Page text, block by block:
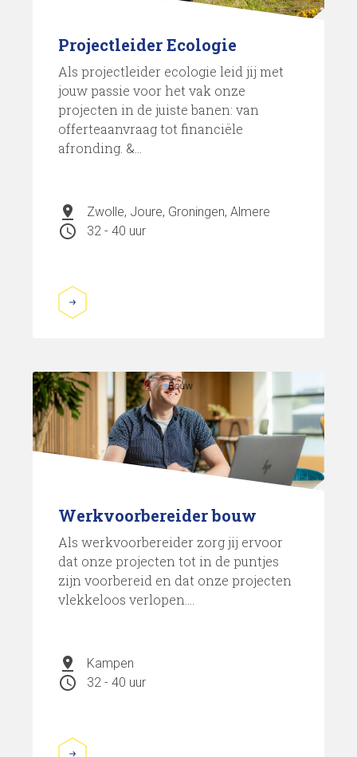
Projectleider Ecologie
Als projectleider ecologie leid jij met
jouw passie voor het vak onze
projecten in de juiste banen: van
offerteaanvraag tot financiële
afronding. &...
pin_drop Zwolle, Joure, Groningen, Almere
schedule 32 - 40 uur
Bouw
Werkvoorbereider bouw
Als werkvoorbereider zorg jij ervoor
dat onze projecten tot in de puntjes
zijn voorbereid en dat onze projecten
vlekkeloos verlopen....
pin_drop Kampen
schedule 32 - 40 uur